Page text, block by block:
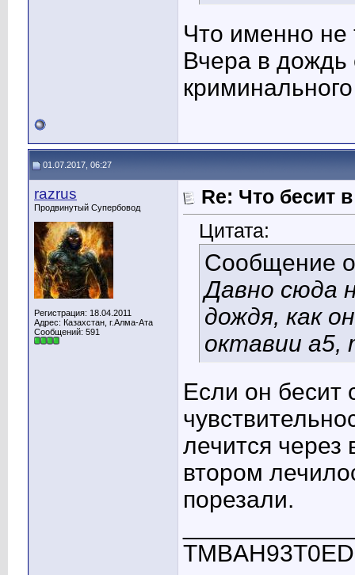
Что именно не
Вчера в дождь
01.07.2017, 06:27
razrus
Продвинутый Супербовод
Регистрация: 18.04.2011
Адрес: Казахстан, г.Алма-Ата
Сообщений: 591
Re: Что бесит
Цитата:
Сообщение
Давно сюда
дождя, как
октавии а5,
Если он бесит
лечится
втором
порезали.